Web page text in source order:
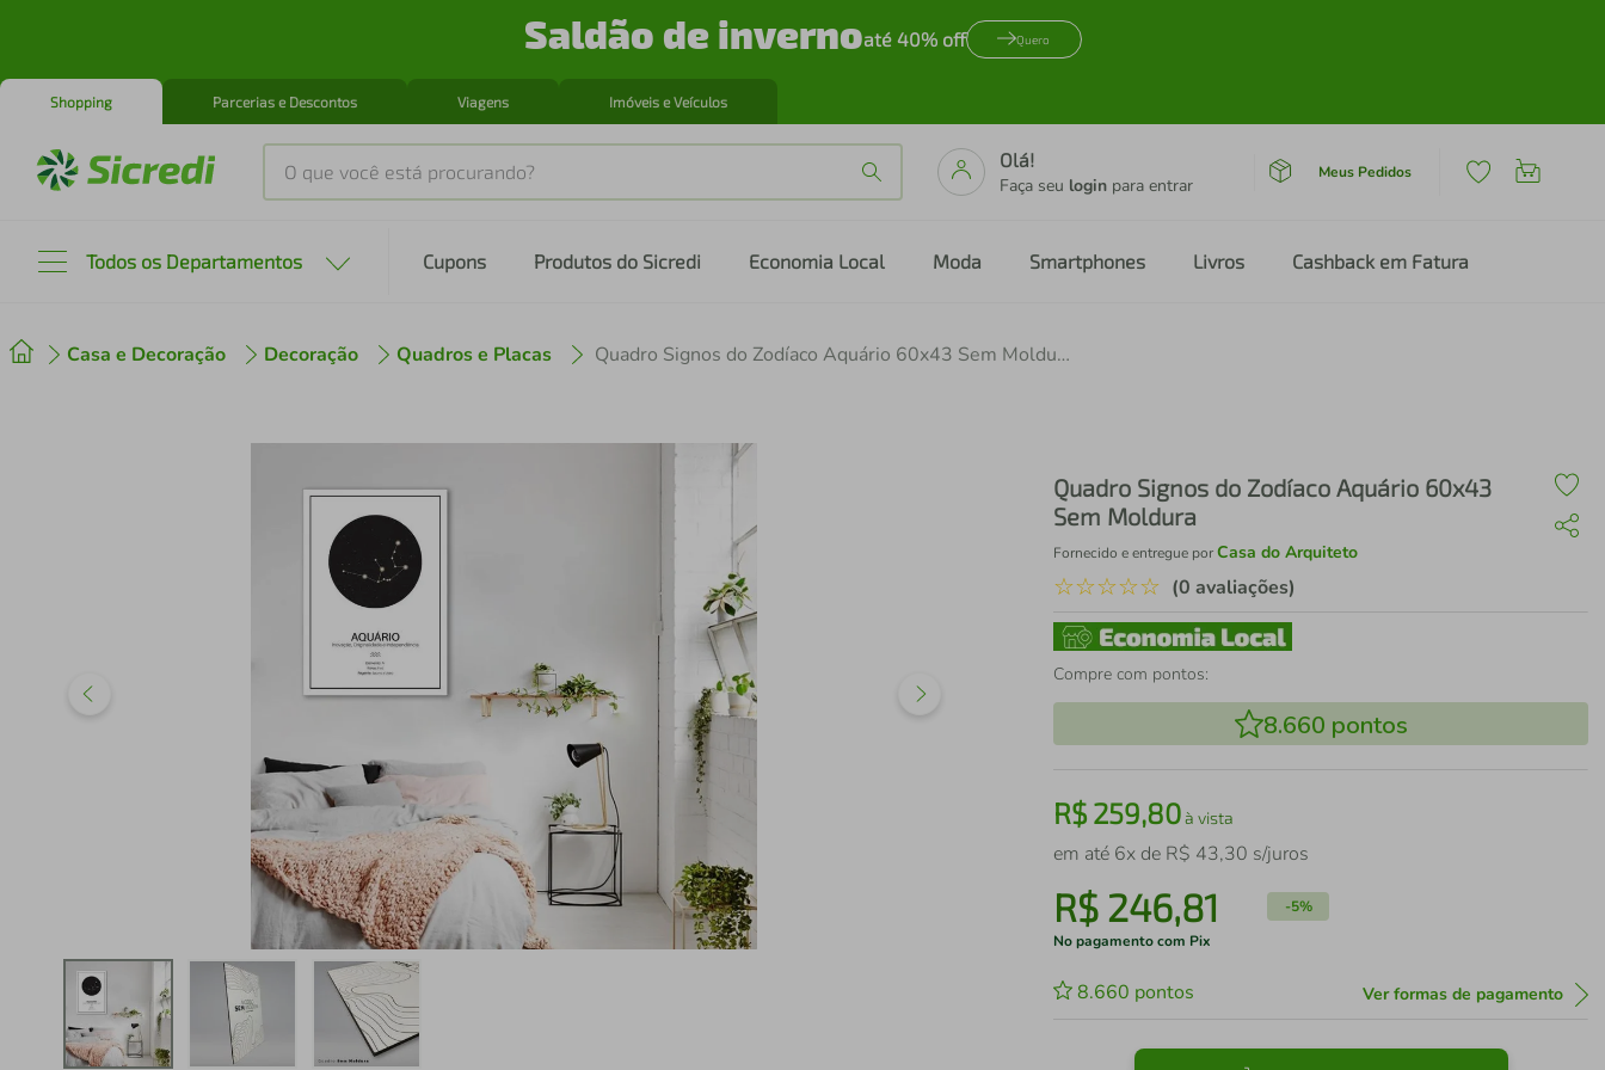
Saldão de invernoaté 40% off Quero
Shopping Parcerias e Descontos Viagens Imóveis e Veículos
O que você está procurando?
Olá!
Faça seu login para entrar
Meus Pedidos
Todos os Departamentos Cupons Produtos do Sicredi Economia Local Moda Smartphones Livros Cashback em Fatura
Casa e Decoração Decoração Quadros e Placas Quadro Signos do Zodíaco Aquário 60x43 Sem Moldura
Quadro Signos do Zodíaco Aquário 60x43
Sem Moldura
Fornecido e entregue porCasa do Arquiteto
☆☆☆☆☆ (0 avaliações)
Compre com pontos:
8.660 pontos
R$259,80à vista
em até 6x de R$ 43,30 s/juros
R$ 246,81 -5%
No pagamento com Pix
8.660 pontos Ver formas de pagamento
º cafeteira
air fryer
iphone